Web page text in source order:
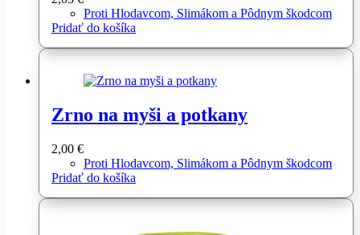
Proti Hlodavcom, Slimákom a Pôdnym škodcom
Pridať do košíka
Zrno na myši a potkany
2,00 €
Proti Hlodavcom, Slimákom a Pôdnym škodcom
Pridať do košíka